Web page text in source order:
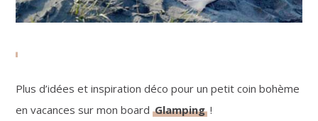
Plus d’idées et inspiration déco pour un petit coin bohème
en vacances sur mon boardGlamping !